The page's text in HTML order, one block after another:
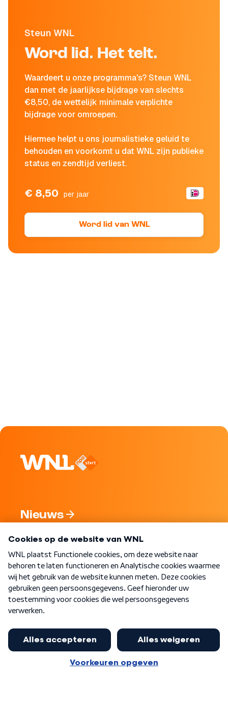
Steun WNL
Word lid. Het telt.
Waardeert u onze programma's? Steun WNL
dan met de jaarlijkse bijdrage van slechts
€8,50, de wettelijk minimale verplichte
bijdrage voor omroepen.
Hiermee helpt u ons journalistieke geluid te
behouden en voorkomt u dat WNL zijn publieke
status en zendtijd verliest.
€ 8,50 per jaar
Word lid van WNL
Nieuws
Nieuwsbrief
Word Lid